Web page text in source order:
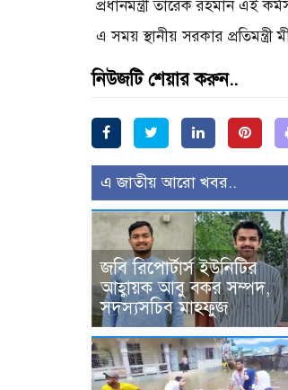
প্রধানমন্ত্রী তারেক রহমান এই
এ সময় স্থানীয় সরকার
নিউজটি শেয়ার করুন..
এ জাতীয় আরো খবর..
জবি রিপোর্টার্স ইউনিটির
আহ্বায়ক আবু বকর সম্পদ,
সদস্যসচিব মাহফুজ